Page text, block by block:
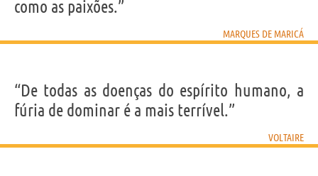
como as paixões.”
MARQUES DE MARICÁ
“De todas as doenças do espírito humano, a
fúria de dominar é a mais terrível.”
VOLTAIRE